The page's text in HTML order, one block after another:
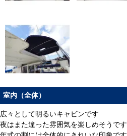
室内（全体）
広々として明るいキャビンです
夜はまた違った雰囲気を楽しめそうです